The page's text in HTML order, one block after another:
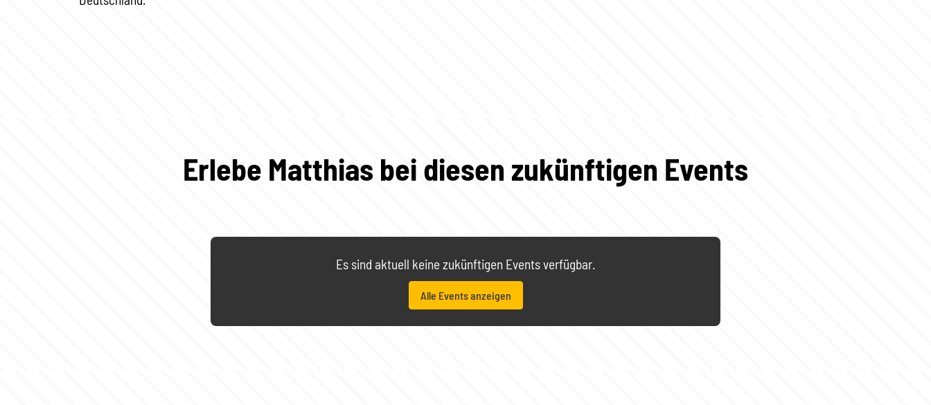
Erlebe Matthias bei diesen zukünftigen Events
Es sind aktuell keine zukünftigen Events verfügbar.
Alle Events anzeigen